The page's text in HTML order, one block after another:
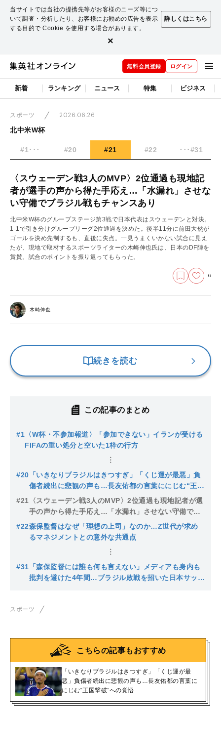
当サイトでは当社の提携先等がお客様のニーズ等につ
いて調査・分析したり、お客様にお勧めの広告を表示
する目的で Cookie を使用する場合があります。
詳しくはこちら
×
無料会員登録 ログイン
新着 ランキング ニュース 特集 ビジネス
スポーツ
2026.06.26
北中米W杯
#1･･･ #20 #21 #22 ･･･#31
〈スウェーデン戦3人のMVP〉2位通過も現地記
者が選手の声から得た手応え…「水漏れ」させな
い守備でブラジル戦もチャンスあり
北中米W杯のグループステージ第3戦で日本代表はスウェーデンと対決。
1-1で引き分けグループリーグ2位通過を決めた。後半11分に前田大然が
ゴールを決め先制するも、直後に失点。一見うまくいかない試合に見え
たが、現地で取材するスポーツライターの木崎伸也氏は、日本のDF陣を
賞賛。試合のポイントを振り返ってもらった。
6
木崎伸也
続きを読む
この記事のまとめ
#1 〈W杯・不参加報道〉「参加できない」イランが受ける
FIFAの重い処分と空いた1枠の行方
#20 「いきなりブラジルはきつすぎ」「くじ運が最悪」負
傷者続出に悲観の声も…長友佑都の言葉ににじむ“王国
撃破”への覚悟
#21 〈スウェーデン戦3人のMVP〉2位通過も現地記者が選
手の声から得た手応え…「水漏れ」させない守備でブ
ラジル戦もチャンスあり
#22森保監督はなぜ「理想の上司」なのか…Z世代が求め
るマネジメントとの意外な共通点
#31 「森保監督には誰も何も言えない」メディアも身内も
批判を避けた4年間…ブラジル敗戦を招いた日本サッカ
スポーツ
こちらの記事もおすすめ
「いきなりブラジルはきつすぎ」「くじ運が最
悪」負傷者続出に悲観の声も…長友佑都の言葉に
にじむ“王国撃破”への覚悟